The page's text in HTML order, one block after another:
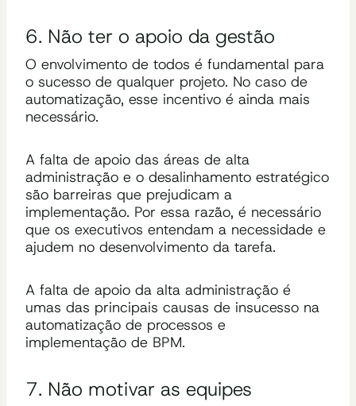
6. Não ter o apoio da gestão
O envolvimento de todos é fundamental para
o sucesso de qualquer projeto. No caso de
automatização, esse incentivo é ainda mais
necessário.
A falta de apoio das áreas de alta
administração e o desalinhamento estratégico
são barreiras que prejudicam a
implementação. Por essa razão, é necessário
que os executivos entendam a necessidade e
ajudem no desenvolvimento da tarefa.
A falta de apoio da alta administração é
umas das principais causas de insucesso na
automatização de processos e
implementação de BPM.
7. Não motivar as equipes